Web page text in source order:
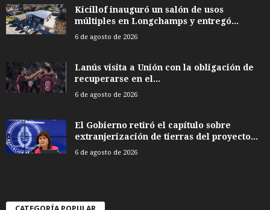
Kicillof inauguró un salón de usos
múltiples en Longchamps y entregó...
6 de agosto de 2026
Lanús visita a Unión con la obligación de
recuperarse en el...
6 de agosto de 2026
El Gobierno retiró el capítulo sobre
extranjerización de tierras del proyecto...
6 de agosto de 2026